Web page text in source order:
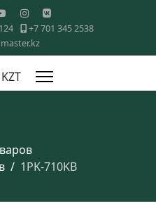
+7 701 345 2538
1PK-710KB